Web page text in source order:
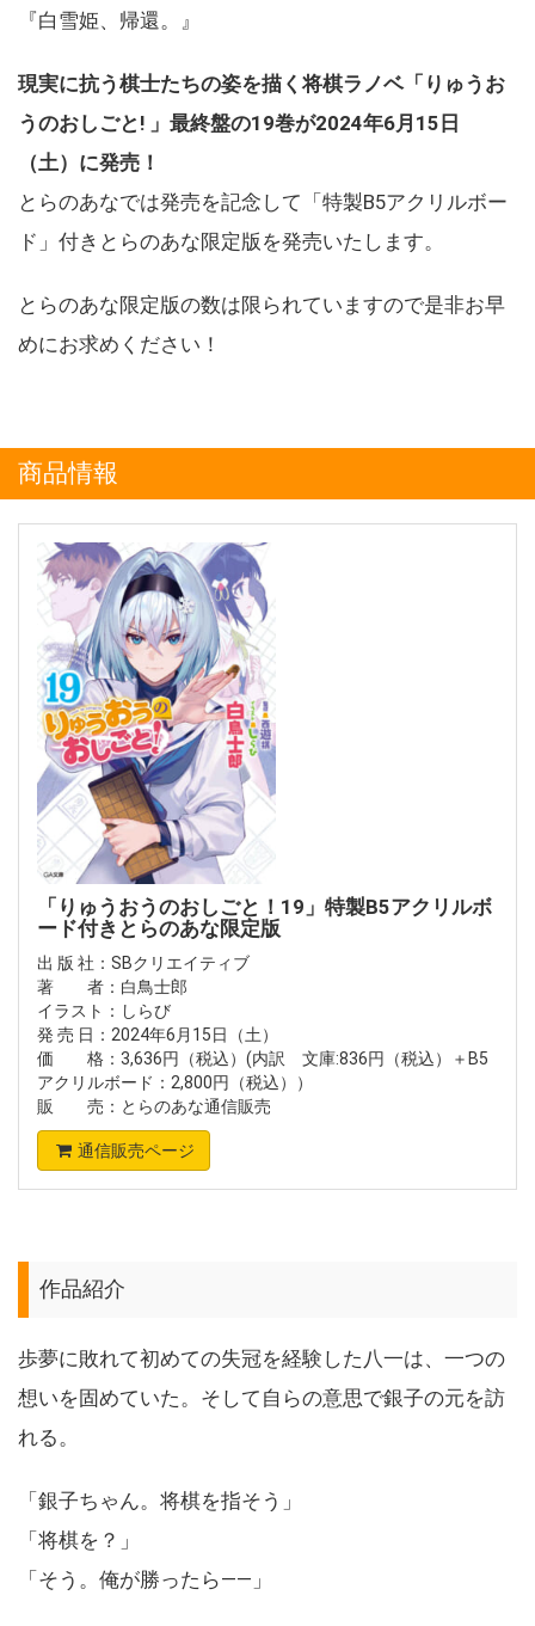
『白雪姫、帰還。』
現実に抗う棋士たちの姿を描く将棋ラノベ「りゅうお
うのおしごと! 」最終盤の19巻が2024年6月15日
（土）に発売！
とらのあなでは発売を記念して「特製B5アクリルボー
ド」付きとらのあな限定版を発売いたします。
とらのあな限定版の数は限られていますので是非お早
めにお求めください！
商品情報
「りゅうおうのおしごと！19」特製B5アクリルボ
ード付きとらのあな限定版
出 版 社：SBクリエイティブ
著 者：白鳥士郎
イラスト：しらび
発 売 日：2024年6月15日（土）
価 格：3,636円（税込）(内訳 文庫:836円（税込）＋B5
アクリルボード：2,800円（税込））
販 売：とらのあな通信販売
通信販売ページ
作品紹介
歩夢に敗れて初めての失冠を経験した八一は、一つの
想いを固めていた。そして自らの意思で銀子の元を訪
れる。
「銀子ちゃん。将棋を指そう」
「将棋を？」
「そう。俺が勝ったら――」